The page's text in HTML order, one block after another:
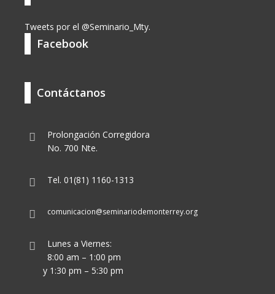
Tweets por el @Seminario_Mty.
Facebook
Contáctanos
Prolongación Corregidora
No. 700 Nte.
Tel. 01(81) 1160-1313
comunicacion@seminariodemonterrey.org
Lunes a Viernes:
8:00 am – 1:00 pm
y 1:30 pm – 5:30 pm